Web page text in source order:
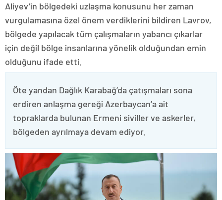
Aliyev’in bölgedeki uzlaşma konusunu her zaman
vurgulamasına özel önem verdiklerini bildiren Lavrov,
bölgede yapılacak tüm çalışmaların yabancı çıkarlar
için değil bölge insanlarına yönelik olduğundan emin
olduğunu ifade etti.
Öte yandan Dağlık Karabağ’da çatışmaları sona
erdiren anlaşma gereği Azerbaycan’a ait
topraklarda bulunan Ermeni siviller ve askerler,
bölgeden ayrılmaya devam ediyor.